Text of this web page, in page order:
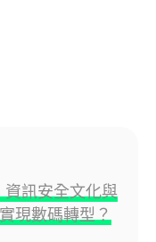
資訊安全文化與
現數碼轉型？